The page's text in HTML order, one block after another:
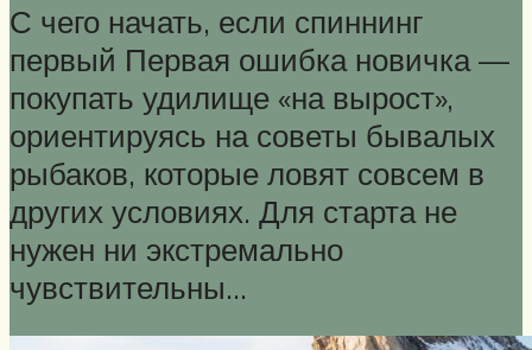
С чего начать, если спиннинг
первый Первая ошибка новичка —
покупать удилище «на вырост»,
ориентируясь на советы бывалых
рыбаков, которые ловят совсем в
других условиях. Для старта не
нужен ни экстремально
чувствительны…